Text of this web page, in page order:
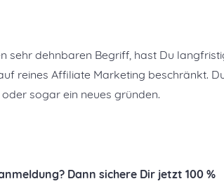
sehr dehnbaren Begriff, hast Du
reines Affiliate Marketing beschränkt.
sogar ein neues gründen.
Dann sichere Dir jetzt 100 %